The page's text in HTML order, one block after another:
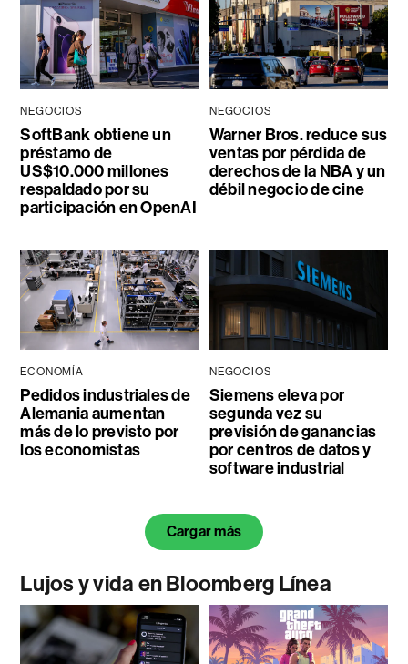
NEGOCIOS
SoftBank obtiene un
préstamo de
US$10.000 millones
respaldado por su
participación en OpenAI
NEGOCIOS
Warner Bros. reduce sus
ventas por pérdida de
derechos de la NBA y un
débil negocio de cine
ECONOMÍA
Pedidos industriales de
Alemania aumentan
más de lo previsto por
los economistas
NEGOCIOS
Siemens eleva por
segunda vez su
previsión de ganancias
por centros de datos y
software industrial
Cargar más
Lujos y vida en Bloomberg Línea